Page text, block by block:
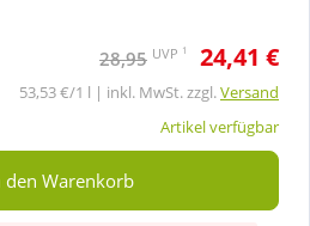
28,95 UVP 1 24,41 €
53,53 €/1 l | inkl. MwSt. zzgl.Versand
Artikel verfügbar
den Warenkorb